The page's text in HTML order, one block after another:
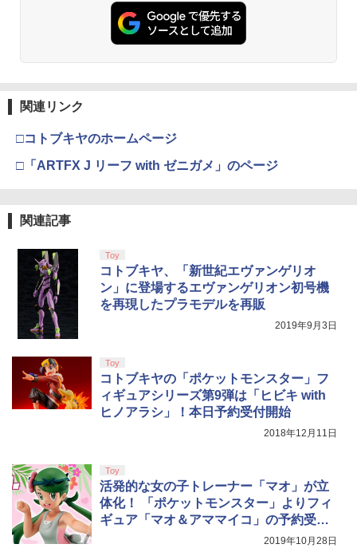
関連リンク
□コトブキヤのホームページ
□「ARTFX J リーフ with ゼニガメ」のページ
関連記事
Toy
コトブキヤ、「新世紀エヴァンゲリオ
ン」に登場するエヴァンゲリオン初号機
を再現したプラモデルを再販
2019年9月3日
Toy
コトブキヤの「ポケットモンスター」フ
ィギュアシリーズ第9弾は「ヒビキ with
ヒノアラシ」！本日予約受付開始
2018年12月11日
Toy
活発的な女の子トレーナー「マオ」が立
体化！ 「ポケットモンスター」よりフィ
ギュア「マオ＆アママイコ」の予約受付
2019年10月28日